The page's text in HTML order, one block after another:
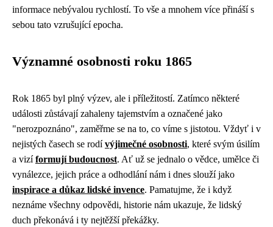
informace nebývalou rychlostí. To vše a mnohem více přináší s
sebou tato vzrušující epocha.
Významné osobnosti roku 1865
Rok 1865 byl plný výzev, ale i příležitostí. Zatímco některé
události zůstávají zahaleny tajemstvím a označené jako
"nerozpoznáno", zaměřme se na to, co víme s jistotou. Vždyť i v
nejistých časech se rodívýjimečné osobnosti, které svým úsilím
a vizíformují budoucnost. Ať už se jednalo o vědce, umělce či
vynálezce, jejich práce a odhodlání nám i dnes slouží jako
inspirace a důkaz lidské invence. Pamatujme, že i když
neznáme všechny odpovědi, historie nám ukazuje, že lidský
duch překonává i ty nejtěžší překážky.